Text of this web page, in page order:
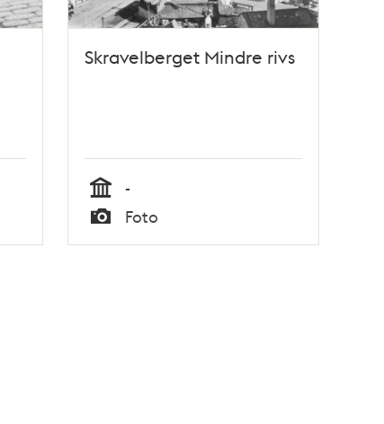
Skravelberget Mindre rivs
Tid
-
Typ
Foto